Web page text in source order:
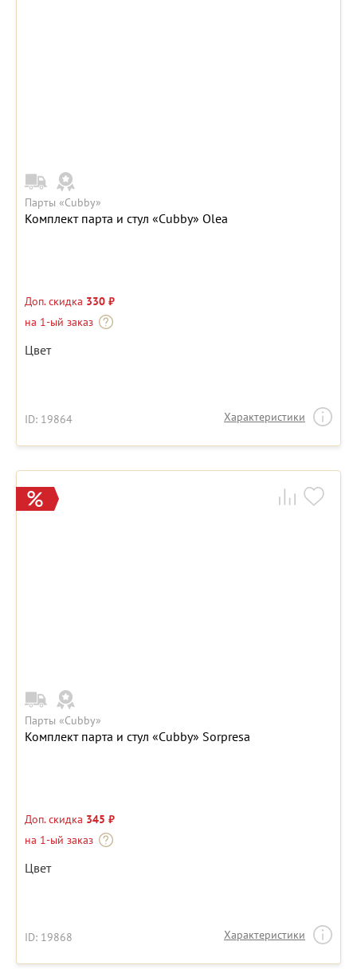
Парты «Cubby»
Комплект парта и стул «Cubby» Olea
Доп. скидка 330 ₽
на 1-ый заказ
Цвет
ID: 19864 Характеристики
Парты «Cubby»
Комплект парта и стул «Cubby» Sorpresa
Доп. скидка 345 ₽
на 1-ый заказ
Цвет
ID: 19868 Характеристики